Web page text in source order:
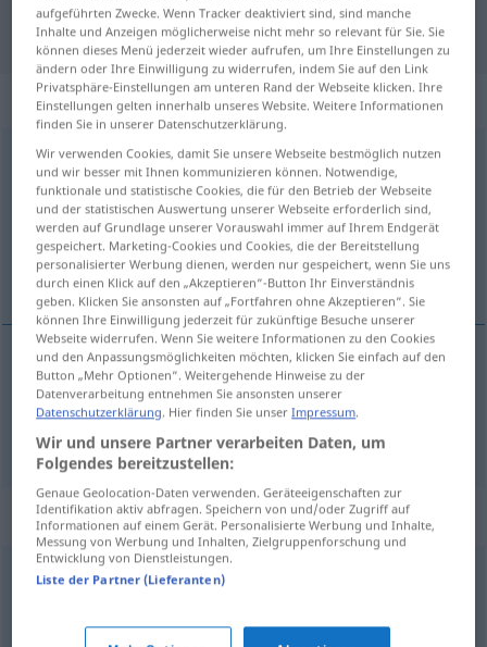
"outrager" Deutsch Übersetzung
„outrager“: verbe transitif
outrager [utʀaʒe]v/t <-ge->
Übersicht aller Übersetzungen
(Für mehr Details die Übersetzung anklicken/antippen)
beleidigen, kränken
beleidigen outrager
kränken outrager
Synonyme für "outrager"
bafouer,ridiculiser,tromper
,vilipender,moquer ,engueuler,insulter
aufgeführten Zwecke. Wenn Tracker deaktiviert sind, sind manche
Inhalte und Anzeigen möglicherweise nicht mehr so relevant für Sie. Sie
können dieses Menü jederzeit wieder aufrufen, um Ihre Einstellungen zu
ändern oder Ihre Einwilligung zu widerrufen, indem Sie auf den Link
Privatsphäre-Einstellungen am unteren Rand der Webseite klicken. Ihre
Einstellungen gelten innerhalb unseres Website. Weitere Informationen
finden Sie in unserer Datenschutzerklärung.
Wir verwenden Cookies, damit Sie unsere Webseite bestmöglich nutzen
und wir besser mit Ihnen kommunizieren können. Notwendige,
funktionale und statistische Cookies, die für den Betrieb der Webseite
und der statistischen Auswertung unserer Webseite erforderlich sind,
werden auf Grundlage unserer Vorauswahl immer auf Ihrem Endgerät
gespeichert. Marketing-Cookies und Cookies, die der Bereitstellung
personalisierter Werbung dienen, werden nur gespeichert, wenn Sie uns
durch einen Klick auf den „Akzeptieren“-Button Ihr Einverständnis
geben. Klicken Sie ansonsten auf „Fortfahren ohne Akzeptieren“. Sie
können Ihre Einwilligung jederzeit für zukünftige Besuche unserer
Webseite widerrufen. Wenn Sie weitere Informationen zu den Cookies
und den Anpassungsmöglichkeiten möchten, klicken Sie einfach auf den
Button „Mehr Optionen“. Weitergehende Hinweise zu der
Datenverarbeitung entnehmen Sie ansonsten unserer
Datenschutzerklärung. Hier finden Sie unserImpressum.
Wir und unsere Partner verarbeiten Daten, um
Folgendes bereitzustellen:
Genaue Geolocation-Daten verwenden. Geräteeigenschaften zur
Identifikation aktiv abfragen. Speichern von und/oder Zugriff auf
Informationen auf einem Gerät. Personalisierte Werbung und Inhalte,
Messung von Werbung und Inhalten, Zielgruppenforschung und
Entwicklung von Dienstleistungen.
Liste der Partner (Lieferanten)